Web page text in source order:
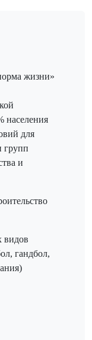
жизни»
населения
для
групп
и
видов
гандбол,